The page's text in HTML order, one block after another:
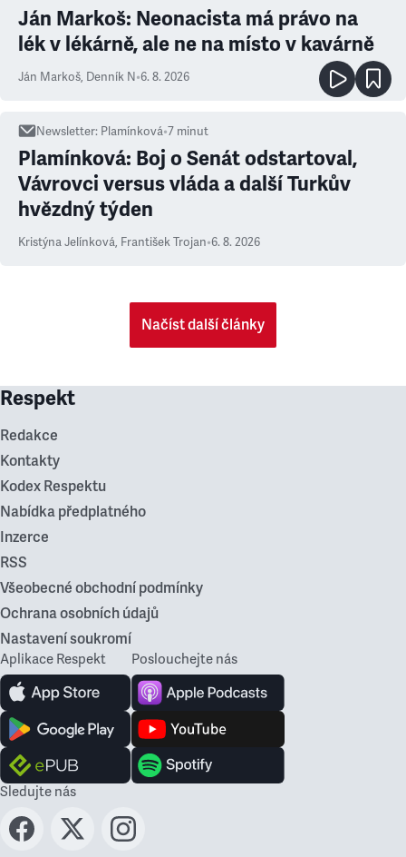
Ján Markoš: Neonacista má právo na
lék v lékárně, ale ne na místo v kavárně
Ján Markoš, Denník N•6. 8. 2026
Newsletter: Plamínková•7 minut
Plamínková: Boj o Senát odstartoval,
Vávrovci versus vláda a další Turkův
hvězdný týden
Kristýna Jelínková, František Trojan•6. 8. 2026
Načíst další články
Respekt
Redakce
Kontakty
Kodex Respektu
Nabídka předplatného
Inzerce
RSS
Všeobecné obchodní podmínky
Ochrana osobních údajů
Nastavení soukromí
Aplikace Respekt Poslouchejte nás
Sledujte nás